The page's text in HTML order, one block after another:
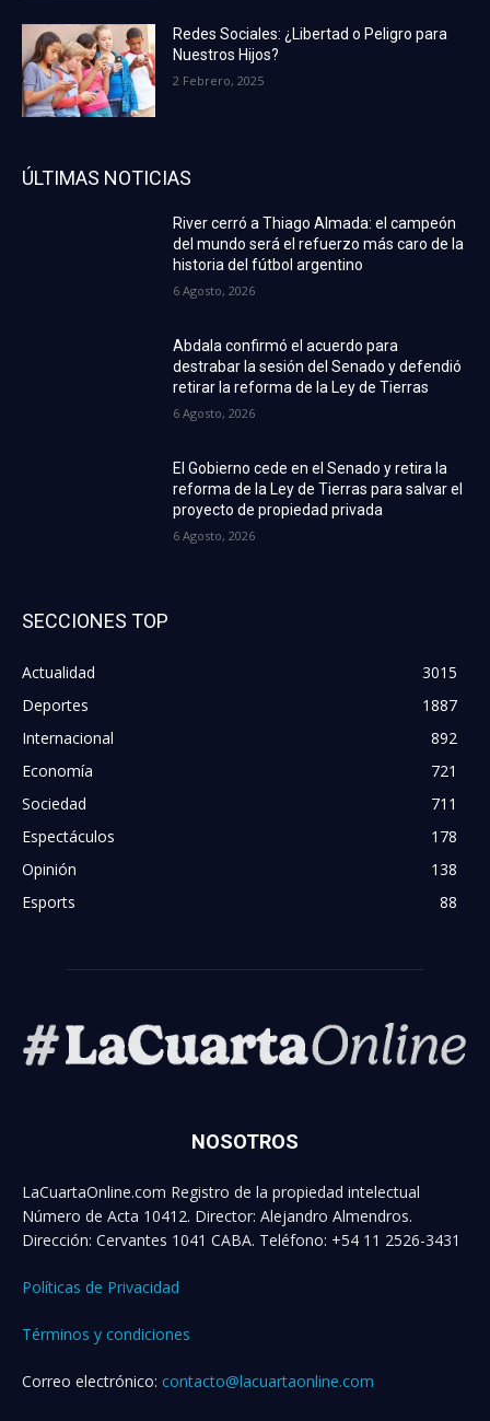
Redes Sociales: ¿Libertad o Peligro para
Nuestros Hijos?
2 Febrero, 2025
ÚLTIMAS NOTICIAS
River cerró a Thiago Almada: el campeón
del mundo será el refuerzo más caro de la
historia del fútbol argentino
6 Agosto, 2026
Abdala confirmó el acuerdo para
destrabar la sesión del Senado y defendió
retirar la reforma de la Ley de Tierras
6 Agosto, 2026
El Gobierno cede en el Senado y retira la
reforma de la Ley de Tierras para salvar el
proyecto de propiedad privada
6 Agosto, 2026
SECCIONES TOP
Actualidad
3015
Deportes
1887
Internacional
892
Economía
721
Sociedad
711
Espectáculos
178
Opinión
138
Esports
88
NOSOTROS
LaCuartaOnline.com Registro de la propiedad intelectual
Número de Acta 10412. Director: Alejandro Almendros.
Dirección: Cervantes 1041 CABA. Teléfono: +54 11 2526-3431
Políticas de Privacidad
Términos y condiciones
Correo electrónico: contacto@lacuartaonline.com